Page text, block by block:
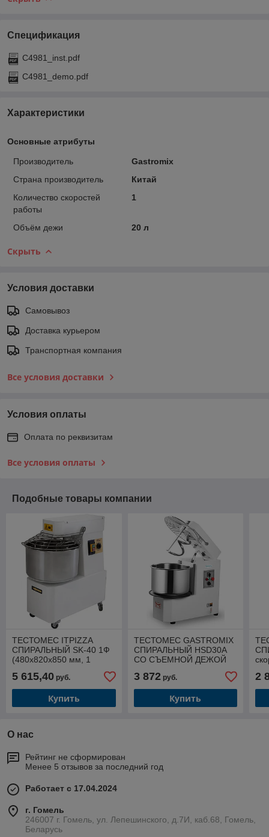
Спецификация
C4981_inst.pdf
C4981_demo.pdf
Характеристики
Основные атрибуты
Производитель
Gastromix
Страна производитель
Китай
Количество скоростей
работы
1
Объём дежи 20 л
Скрыть
Условия доставки
Самовывоз
Доставка курьером
Транспортная компания
Все условия доставки
Условия оплаты
Оплата по реквизитам
Все условия оплаты
Подобные товары компании
ТЕСТОМЕС ITPIZZA
СПИРАЛЬНЫЙ SK-40 1Ф
(480х820х850 мм, 1
220 В, 1,1 кВт, 41 л/35 кг)
5 615,40 руб.
Купить
ТЕСТОМЕС GASTROMIX
СПИРАЛЬНЫЙ HSD30А
СО СЪЕМНОЙ ДЕЖОЙ
(795х445х773 мм, 220В,
1.5 кВт, съёмная дежа 30
л)
3 872руб.
Купить
2
О нас
Рейтинг не сформирован
Менее 5 отзывов за последний год
Работает с 17.04.2024
г. Гомель
246007 г. Гомель, ул. Лепешинского, д.7И, каб.68, Гомель,
Беларусь